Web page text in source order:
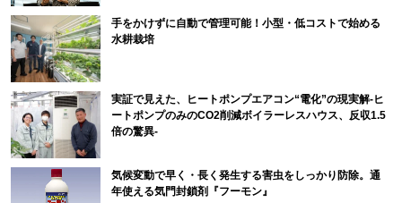
手をかけずに自動で管理可能！小型・低コストで始める
水耕栽培
実証で見えた、ヒートポンプエアコン“電化”の現実解-ヒ
ートポンプのみのCO2削減ボイラーレスハウス、反収1.5
倍の驚異-
気候変動で早く・長く発生する害虫をしっかり防除。通
年使える気門封鎖剤『フーモン』